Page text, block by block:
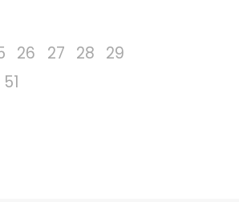
26 27 28 29
51